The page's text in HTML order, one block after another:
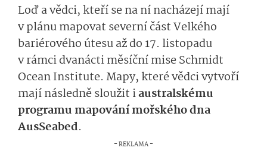
Loď a vědci, kteří se na ní nacházejí mají
v plánu mapovat severní část Velkého
bariérového útesu až do 17. listopadu
v rámci dvanácti měsíční mise Schmidt
Ocean Institute. Mapy, které vědci vytvoří
mají následně sloužit iaustralskému
programu mapování mořského dna
AusSeabed.